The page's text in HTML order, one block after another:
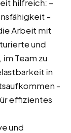
hilfreich: –
–
Arbeit mit
und
Team zu
in
–
effizientes
und